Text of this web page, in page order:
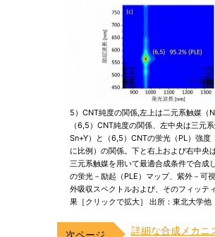
5）CNT純度の関係,左上は二元系触媒（
（6,5）CNT純度の関係、左中央は三元
Sn+Y）と（6,5）CNTの蛍光（PL）強度
に比例）の関係。下と右上および右中央
三元系触媒を用いて最適合成条件で合成
の蛍光－励起（PLE）マップ、紫外－可
外吸収スペクトルおよび、そのフィッテ
果［クリックで拡大］ 出所：東北大学他
詳細な合成メカニ